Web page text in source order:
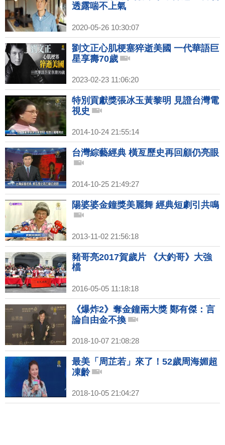
透露喘不上氣
2020-05-26 10:30:07
劉文正心肌梗塞猝逝美國 一代華語巨
星享壽70歲
2023-02-23 11:06:20
特別貢獻獎張冰玉黃黎明 見證台灣電
視史
2014-10-24 21:55:14
台灣綜藝經典 橫亙歷史再回顧仍亮眼
2014-10-25 21:49:27
陽婆婆金鐘獎美麗舞 經典短劇引共鳴
2013-11-02 21:56:18
豬哥亮2017賀歲片 《大釣哥》大強
檔
2016-05-05 11:18:18
《爆炸2》奪金鐘兩大獎 鄭有傑：言
論自由金不換
2018-10-07 21:08:28
最美「周芷若」來了！52歲周海媚超
凍齡
2018-10-05 21:04:27